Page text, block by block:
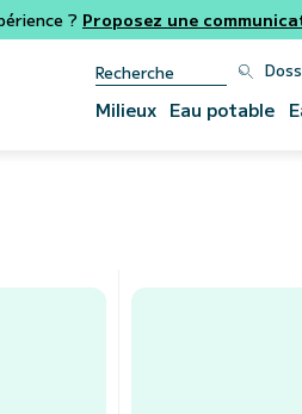
? Proposez une
Milieux Eau potable